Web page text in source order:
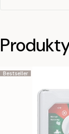
Bestseller